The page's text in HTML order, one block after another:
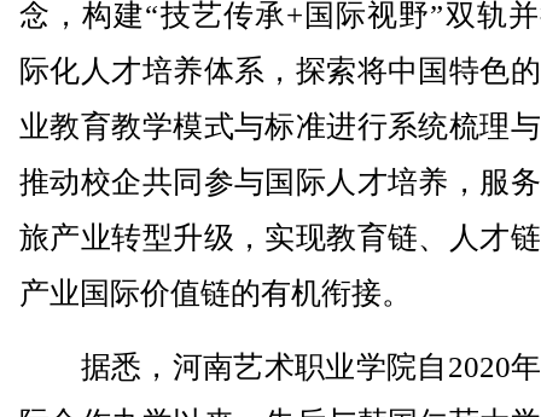
念，构建“技艺传承+国际视野”双轨
际化人才培养体系，探索将中国特色
业教育教学模式与标准进行系统梳理
推动校企共同参与国际人才培养，服
旅产业转型升级，实现教育链、人才
产业国际价值链的有机衔接。
据悉，河南艺术职业学院自2020